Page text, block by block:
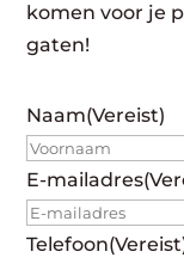
komen voor je
gaten!
Naam(Vereist)
E-mailadres
Telefoon